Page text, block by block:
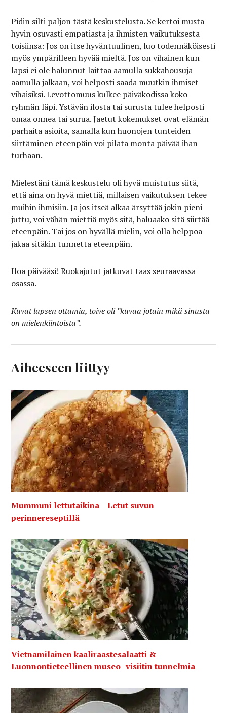
Pidin silti paljon tästä keskustelusta. Se kertoi musta
hyvin osuvasti empatiasta ja ihmisten vaikutuksesta
toisiinsa: Jos on itse hyväntuulinen, luo todennäköisesti
myös ympärilleen hyvää mieltä. Jos on vihainen kun
lapsi ei ole halunnut laittaa aamulla sukkahousuja
aamulla jalkaan, voi helposti saada muutkin ihmiset
vihaisiksi. Levottomuus kulkee päiväkodissa koko
ryhmän läpi. Ystävän ilosta tai surusta tulee helposti
omaa onnea tai surua. Jaetut kokemukset ovat elämän
parhaita asioita, samalla kun huonojen tunteiden
siirtäminen eteenpäin voi pilata monta päivää ihan
turhaan.
Mielestäni tämä keskustelu oli hyvä muistutus siitä,
että aina on hyvä miettiä, millaisen vaikutuksen tekee
muihin ihmisiin. Ja jos itseä alkaa ärsyttää jokin pieni
juttu, voi vähän miettiä myös sitä, haluaako sitä siirtää
eteenpäin. Tai jos on hyvällä mielin, voi olla helppoa
jakaa sitäkin tunnetta eteenpäin.
Iloa päivääsi! Ruokajutut jatkuvat taas seuraavassa
osassa.
Kuvat lapsen ottamia, toive oli ”kuvaa jotain mikä sinusta
on mielenkiintoista”.
Aiheeseen liittyy
Mummuni lettutaikina – Letut suvun
perinnereseptillä
Vietnamilainen kaaliraastesalaatti &
Luonnontieteellinen museo -visiitin tunnelmia